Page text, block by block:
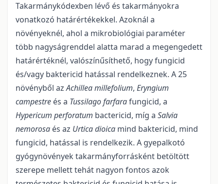
Takarmánykódexben lévő és takarmányokra
vonatkozó határértékekkel. Azoknál a
növényeknél, ahol a mikrobiológiai paraméter
több nagyságrenddel alatta marad a megengedett
határértéknél, valószínűsíthető, hogy fungicid
és/vagy baktericid hatással rendelkeznek. A 25
növényből azAchillea millefolium, Eryngium
campestre és a Tussilago farfarafungicid, a
Hypericum perforatum bactericid, míg a Salvia
nemorosa és az Urtica dioica mind baktericid, mind
fungicid, hatással is rendelkezik. A gyepalkotó
gyógynövények takarmányforrásként betöltött
szerepe mellett tehát nagyon fontos azok